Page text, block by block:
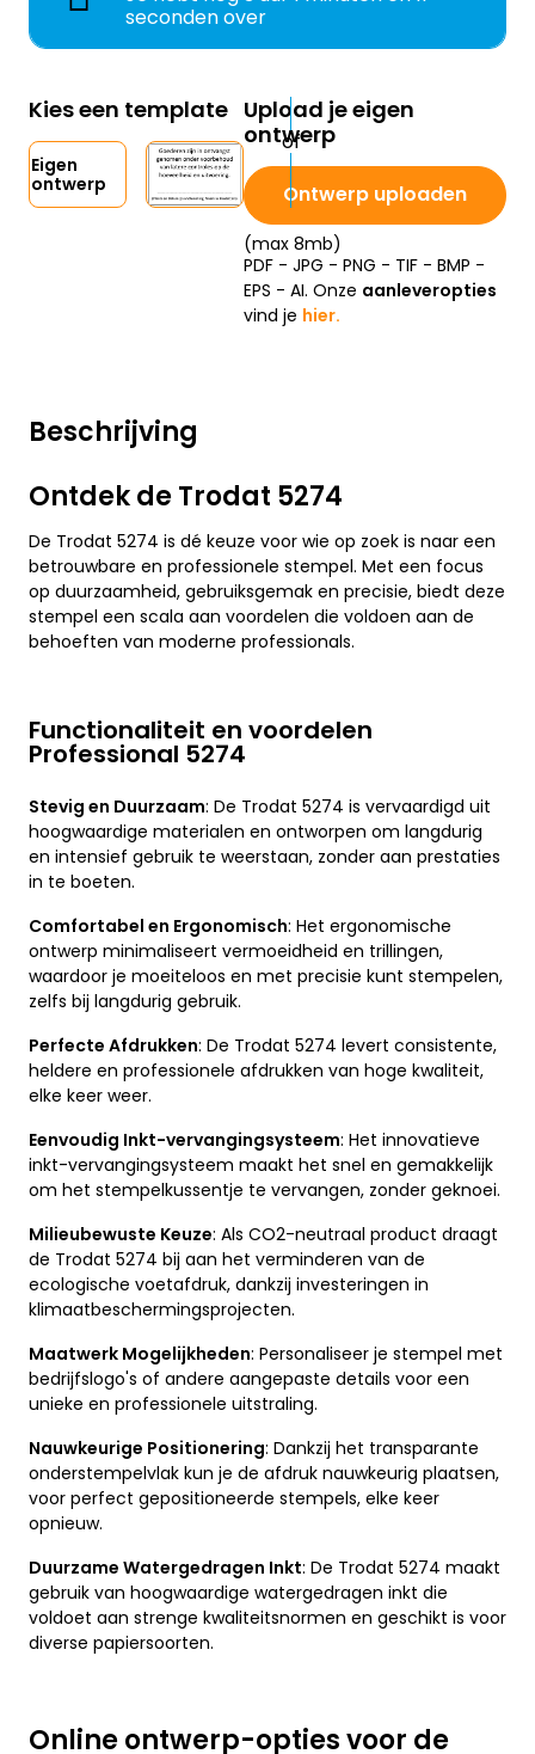
Beschrijving
Ontdek de Trodat 5274
De Trodat 5274 is dé keuze voor wie op zoek is naar een
betrouwbare en professionele stempel. Met een focus
op duurzaamheid, gebruiksgemak en precisie, biedt deze
stempel een scala aan voordelen die voldoen aan de
behoeften van moderne professionals.
Functionaliteit en voordelen
Professional 5274
Stevig en Duurzaam: De Trodat 5274 is vervaardigd uit
hoogwaardige materialen en ontworpen om langdurig
en intensief gebruik te weerstaan, zonder aan prestaties
in te boeten.
Comfortabel en Ergonomisch: Het ergonomische
ontwerp minimaliseert vermoeidheid en trillingen,
waardoor je moeiteloos en met precisie kunt stempelen,
zelfs bij langdurig gebruik.
Perfecte Afdrukken: De Trodat 5274 levert consistente,
heldere en professionele afdrukken van hoge kwaliteit,
elke keer weer.
Eenvoudig Inkt-vervangingsysteem: Het innovatieve
inkt-vervangingsysteem maakt het snel en gemakkelijk
om het stempelkussentje te vervangen, zonder geknoei.
Milieubewuste Keuze: Als CO2-neutraal product draagt
de Trodat 5274 bij aan het verminderen van de
ecologische voetafdruk, dankzij investeringen in
klimaatbeschermingsprojecten.
Maatwerk Mogelijkheden: Personaliseer je stempel met
bedrijfslogo's of andere aangepaste details voor een
unieke en professionele uitstraling.
Nauwkeurige Positionering: Dankzij het transparante
onderstempelvlak kun je de afdruk nauwkeurig plaatsen,
voor perfect gepositioneerde stempels, elke keer
opnieuw.
Duurzame Watergedragen Inkt: De Trodat 5274 maakt
gebruik van hoogwaardige watergedragen inkt die
voldoet aan strenge kwaliteitsnormen en geschikt is voor
diverse papiersoorten.
Online ontwerp-opties voor de
seconden over
Kies een template
Eigen
ontwerp
Upload je eigen
ontwerp
Ontwerp uploaden
(max 8mb)
PDF - JPG - PNG - TIF - BMP -
EPS - AI. Onze aanleveropties
vind je hier.